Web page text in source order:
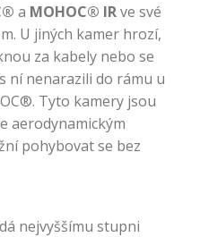
a MOHOC® IRve své
U jiných kamer hrozí,
za kabely nebo se
ní nenarazili do rámu u
Tyto kamery jsou
aerodynamickým
pohybovat se bez
nejvyššímu stupni